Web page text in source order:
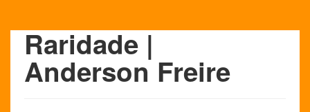
Raridade |
Anderson Freire